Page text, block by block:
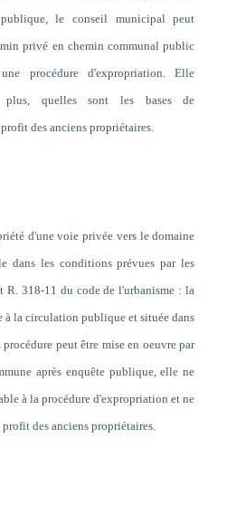
le conseil municipal peut
privé en chemin communal public
procédure d'expropriation. Elle
plus, quelles sont les bases de
des anciens propriétaires.
d'une voie privée vers le domaine
dans les conditions prévues par les
R. 318-11 du code de l'urbanisme : la
à la circulation publique et située dans
peut être mise en oeuvre par
après enquête publique, elle ne
à la procédure d'expropriation et ne
des anciens propriétaires.